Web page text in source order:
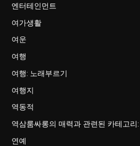
엔터테인먼트
여가생활
여운
여행
여행: 노래부르기
여행지
역동적
역삼룸싸롱의 매력과 관련된 카테고리
연예